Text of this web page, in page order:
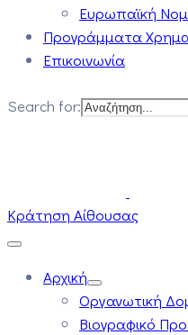
Ευρωπαϊκή
Προγράμματα
Επικοινωνία
Search for:
Κράτηση Αίθουσας
Αρχική
Οργανωτική
Βιογραφικό